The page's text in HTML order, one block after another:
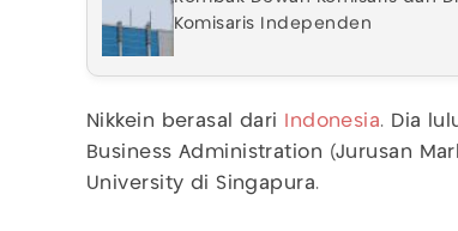
Komisaris Independen
Nikkein berasal dari Indonesia. Dia
Business Administration (Jurusan
University di Singapura.